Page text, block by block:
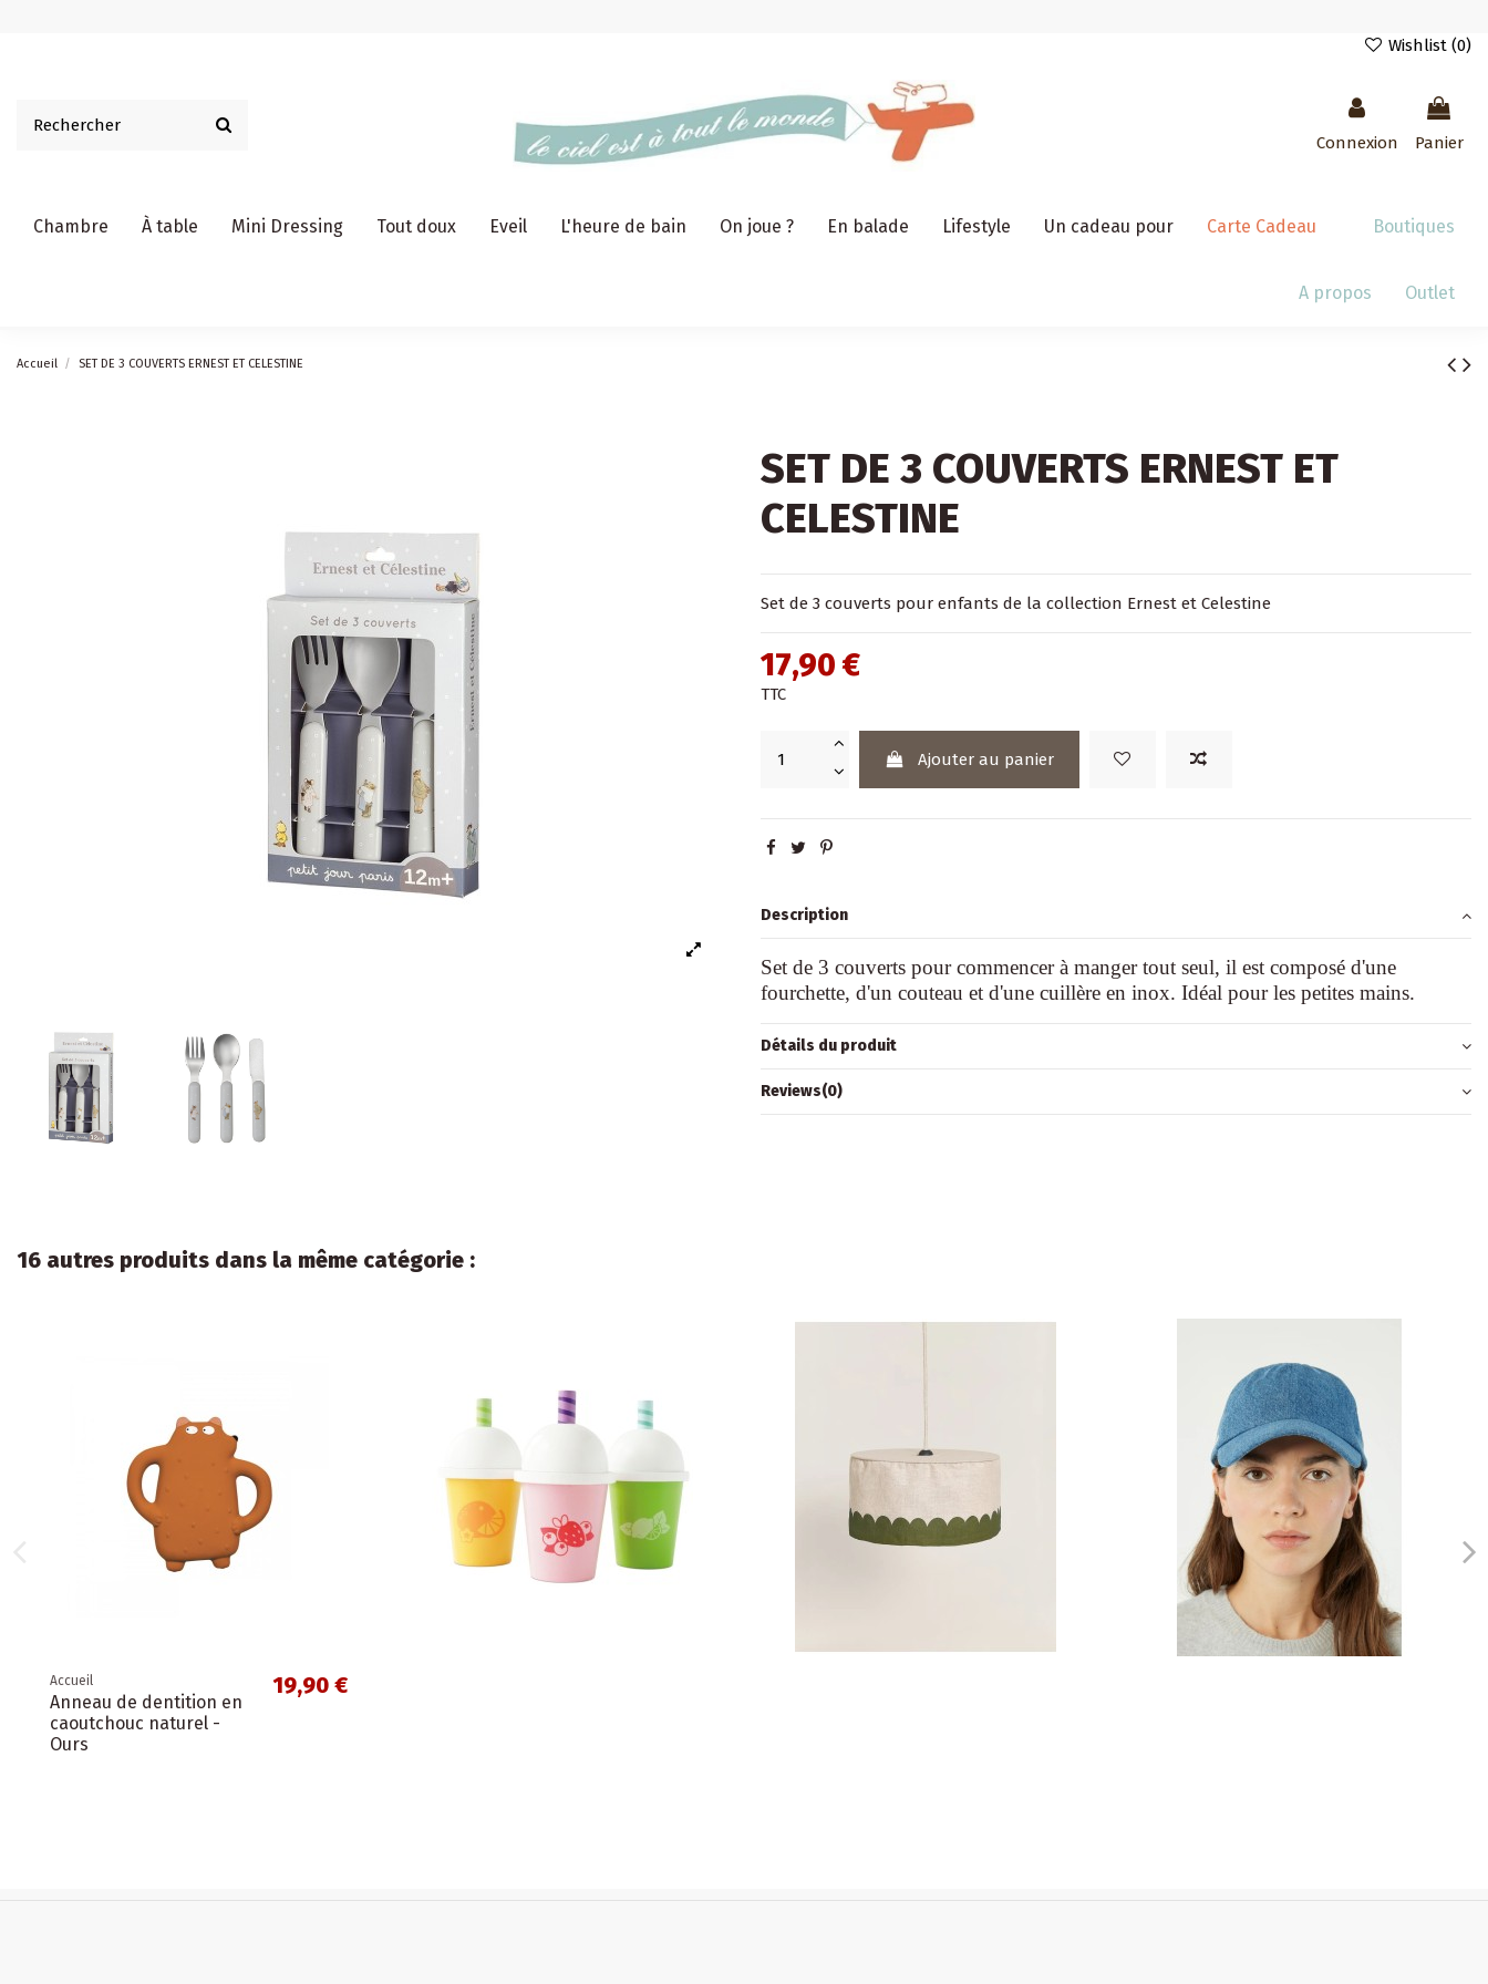
Wishlist (0)
Connexion Panier
Chambre À table Mini Dressing Tout doux Eveil L'heure de bain On joue ? En balade Lifestyle Un cadeau pour Carte Cadeau Boutiques
Outlet
A propos
Accueil SET DE 3 COUVERTS ERNEST ET CELESTINE
SET DE 3 COUVERTS ERNEST ET
CELESTINE
Set de 3 couverts pour enfants de la collection Ernest et Celestine
17,90 €
TTC
Ajouter au panier
Description
Set de 3 couverts pour commencer à manger tout seul, il est composé d'une
fourchette, d'un couteau et d'une cuillère en inox. Idéal pour les petites mains.
Détails du produit
Reviews(0)
16 autres produits dans la même catégorie :